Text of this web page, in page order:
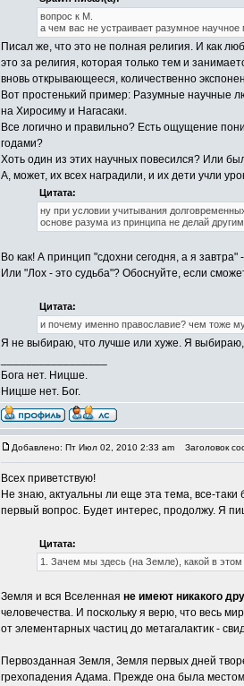
вопрос к М.
а чем вас не устраивает разумное научное
Писал же, что это не полная религия. И как
это за религия, которая только тем и
вновь открывающееся, количественно
Вот простенький пример: Разумные научные
на Хиросиму и Нагасаки.
Все логично и правильно? Есть ощущение
годами?
Хоть один из этих научных повесился? Или
А, может, их всех наградили, и их дети учли
Цитата:
ну при условии учитывания
основе разума из принципа не делай
Во как! А принцип "сдохни сегодня, а я завтра"
Или "Лох - это судьба"? Обоснуйте, если
Цитата:
и почему именно православие? чем тоже
Я не выбираю, что лучше или хуже. Я
Бога нет. Ницше.
Ницше нет. Бог.
Добавлено: Пт Июл 02, 2010 2:33 am Заголовок
Всех приветствую!
Не знаю, актуальны ли еще эта тема, все-
первый вопрос. Будет интерес, продолжу. Я
Цитата:
1. Зачем мы здесь (на Земле), какой в
Земля и вся Вселенная не имеют никакого
человечества. И поскольку я верю, что весь
от элементарных частиц до метагалактик -
Первозданная Земля, Земля первых дней
грехопадения Адама. Прежде она была